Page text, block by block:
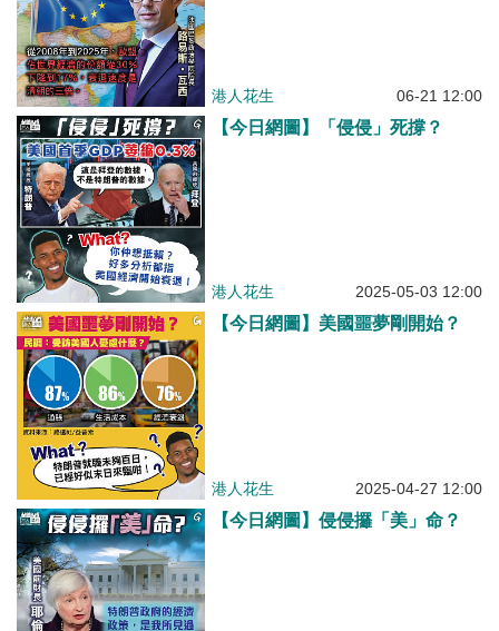
港人花生 06-21 12:00
【今日網圖】「侵侵」死撐？
港人花生 2025-05-03 12:00
【今日網圖】美國噩夢剛開始？
港人花生 2025-04-27 12:00
【今日網圖】侵侵攞「美」命？